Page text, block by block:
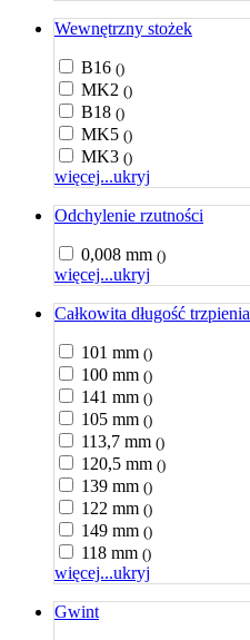
Wewnętrzny stożek
B16 ()
MK2 ()
B18 ()
MK5 ()
MK3 ()
więcej...ukryj
Odchylenie rzutności
0,008 mm ()
więcej...ukryj
Całkowita długość trzpienia
101 mm ()
100 mm ()
141 mm ()
105 mm ()
113,7 mm ()
120,5 mm ()
139 mm ()
122 mm ()
149 mm ()
118 mm ()
więcej...ukryj
Gwint